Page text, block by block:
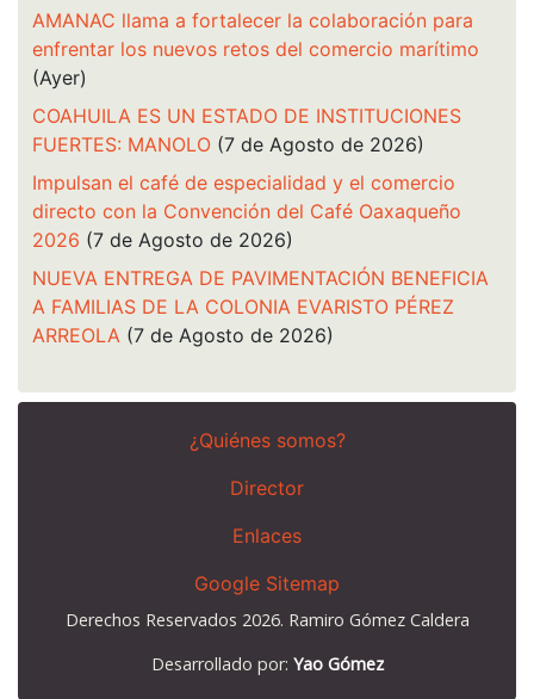
AMANAC llama a fortalecer la colaboración para
enfrentar los nuevos retos del comercio marítimo
(Ayer)
COAHUILA ES UN ESTADO DE INSTITUCIONES
FUERTES: MANOLO (7 de Agosto de 2026)
Impulsan el café de especialidad y el comercio
directo con la Convención del Café Oaxaqueño
2026 (7 de Agosto de 2026)
NUEVA ENTREGA DE PAVIMENTACIÓN BENEFICIA
A FAMILIAS DE LA COLONIA EVARISTO PÉREZ
ARREOLA (7 de Agosto de 2026)
¿Quiénes somos?
Director
Enlaces
Google Sitemap
Derechos Reservados 2026. Ramiro Gómez Caldera
Desarrollado por: Yao Gómez